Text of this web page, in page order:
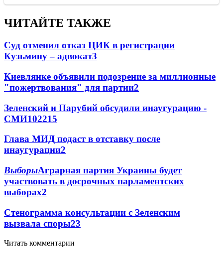
ЧИТАЙТЕ ТАКЖЕ
Суд отменил отказ ЦИК в регистрации
Кузьмину – адвокат3
Киевлянке объявили подозрение за миллионные
"пожертвования" для партии2
Зеленский и Парубий обсудили инаугурацию -
СМИ102215
Глава МИД подаст в отставку после
инаугурации2
ВыборыАграрная партия Украины будет
участвовать в досрочных парламентских
выборах2
Стенограмма консультации с Зеленским
вызвала споры23
Читать комментарии